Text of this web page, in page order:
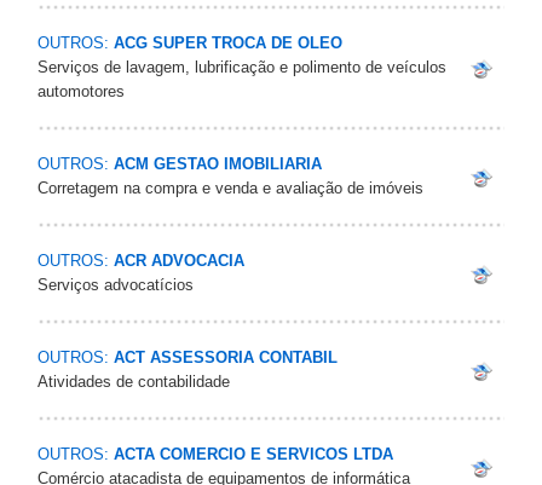
OUTROS: ACG SUPER TROCA DE OLEO
Serviços de lavagem, lubrificação e polimento de veículos
automotores
OUTROS: ACM GESTAO IMOBILIARIA
Corretagem na compra e venda e avaliação de imóveis
OUTROS: ACR ADVOCACIA
Serviços advocatícios
OUTROS: ACT ASSESSORIA CONTABIL
Atividades de contabilidade
OUTROS: ACTA COMERCIO E SERVICOS LTDA
Comércio atacadista de equipamentos de informática